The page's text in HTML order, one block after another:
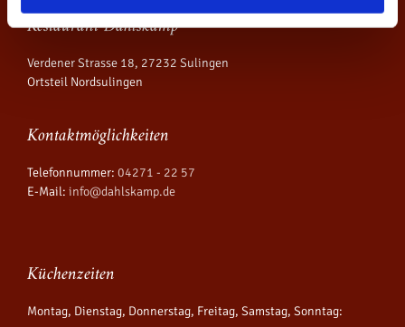
Restaurant Dahlskamp
Verdener Strasse 18, 27232 Sulingen
Ortsteil Nordsulingen
Kontaktmöglichkeiten
Telefonnummer: 04271 - 22 57
E-Mail: info@dahlskamp.de
Küchenzeiten
Montag, Dienstag, Donnerstag, Freitag, Samstag, Sonntag: